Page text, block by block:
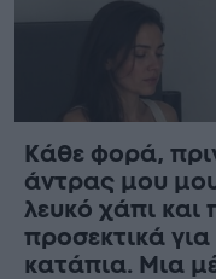
Κάθε φορά,
άντρας μου
λευκό χάπι
προσεκτικά
κατάπια. Μια